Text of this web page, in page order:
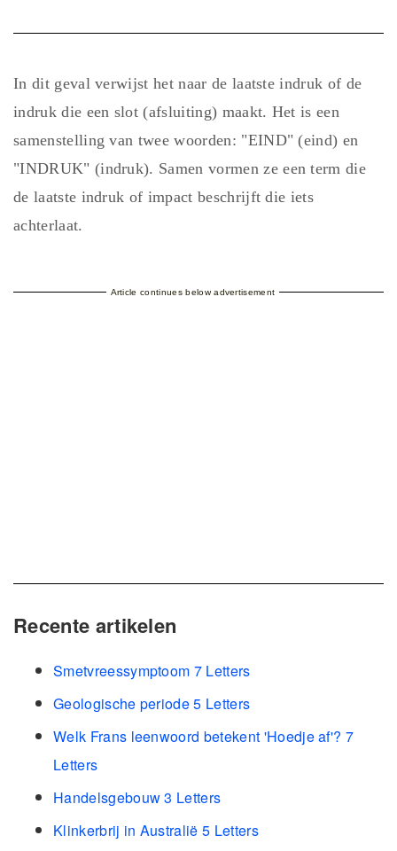
In dit geval verwijst het naar de laatste indruk of de
indruk die een slot (afsluiting) maakt. Het is een
samenstelling van twee woorden: "EIND" (eind) en
"INDRUK" (indruk). Samen vormen ze een term die
de laatste indruk of impact beschrijft die iets
achterlaat.
Article continues below advertisement
Recente artikelen
Smetvreessymptoom 7 Letters
Geologische periode 5 Letters
Welk Frans leenwoord betekent 'Hoedje af'? 7
Letters
Handelsgebouw 3 Letters
Klinkerbrij in Australië 5 Letters